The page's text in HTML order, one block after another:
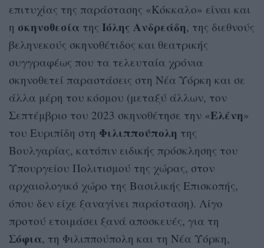
επιτυχίας της παράστασης «Κόκκαλο» είναι και
η σκηνοθεσία της Ιόλης Ανδρεάδη, της διεθνούς
βεληνεκούς σκηνοθέτιδος και θεατρικής
συγγραφέως που τα τελευταία χρόνια
σκηνοθετεί παραστάσεις στη Νέα Υόρκη και σε
άλλα μέρη του κόσμου (μεταξύ άλλων, τον
Σεπτέμβριο του 2023 σκηνοθέτησε την «Ελένη»
του Ευριπίδη στη Φιλιππούπολη της
Βουλγαρίας, κατόπιν ειδικής πρόσκλησης του
Υπουργείου Πολιτισμού της χώρας, στον
αρχαιολογικό χώρο της Βασιλικής Επισκοπής,
όπου δεν είχε ξαναγίνει παράσταση). Λίγο
προτού ετοιμάσει ξανά αποσκευές, για τη
Σόφια, τη Φιλιππούπολη και τη Νέα Υόρκη,